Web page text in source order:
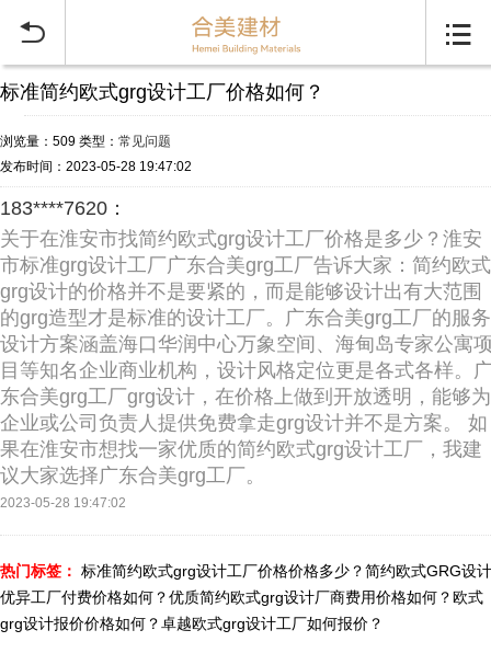
 
标准简约欧式grg设计工厂价格如何？
浏览量：509 类型： 常见问题
发布时间：2023-05-28 19:47:02
183****7620：
关于在淮安市找简约欧式grg设计工厂价格是多少？淮安
市标准grg设计工厂广东合美grg工厂告诉大家：简约欧式
grg设计的价格并不是要紧的，而是能够设计出有大范围
的grg造型才是标准的设计工厂。广东合美grg工厂的服务
设计方案涵盖海口华润中心万象空间、海甸岛专家公寓
目等知名企业商业机构，设计风格定位更是各式各样。
东合美grg工厂grg设计，在价格上做到开放透明，能够为
企业或公司负责人提供免费拿走grg设计并不是方案。 如
果在淮安市想找一家优质的简约欧式grg设计工厂，我建
议大家选择广东合美grg工厂。
2023-05-28 19:47:02
热门标签： 标准简约欧式grg设计工厂价格价格多少？简约欧式GRG设计
优异工厂付费价格如何？优质简约欧式grg设计厂商费用价格如何？欧式
grg设计报价价格如何？卓越欧式grg设计工厂如何报价？